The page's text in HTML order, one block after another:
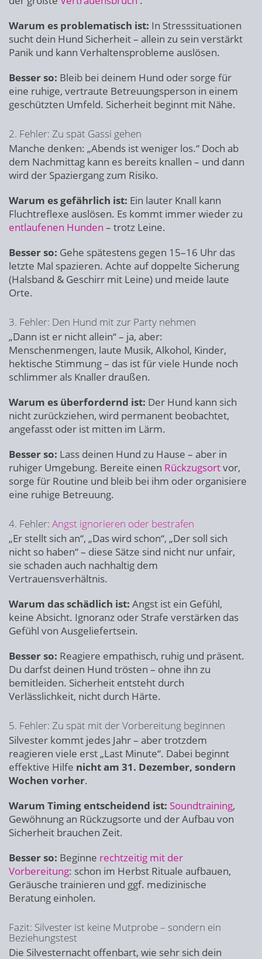
Warum es problematisch ist: In Stresssituationen
sucht dein Hund Sicherheit – allein zu sein verstärkt
Panik und kann Verhaltensprobleme auslösen.
Besser so: Bleib bei deinem Hund oder sorge für
eine ruhige, vertraute Betreuungsperson in einem
geschützten Umfeld. Sicherheit beginnt mit Nähe.
2. Fehler: Zu spät Gassi gehen
Manche denken: „Abends ist weniger los.“ Doch ab
dem Nachmittag kann es bereits knallen – und dann
wird der Spaziergang zum Risiko.
Warum es gefährlich ist: Ein lauter Knall kann
Fluchtreflexe auslösen. Es kommt immer wieder zu
entlaufenen Hunden – trotz Leine.
Besser so: Gehe spätestens gegen 15–16 Uhr das
letzte Mal spazieren. Achte auf doppelte Sicherung
(Halsband & Geschirr mit Leine) und meide laute
Orte.
3. Fehler: Den Hund mit zur Party nehmen
„Dann ist er nicht allein“ – ja, aber:
Menschenmengen, laute Musik, Alkohol, Kinder,
hektische Stimmung – das ist für viele Hunde noch
schlimmer als Knaller draußen.
Warum es überfordernd ist: Der Hund kann sich
nicht zurückziehen, wird permanent beobachtet,
angefasst oder ist mitten im Lärm.
Besser so: Lass deinen Hund zu Hause – aber in
ruhiger Umgebung. Bereite einen Rückzugsortvor,
sorge für Routine und bleib bei ihm oder organisiere
eine ruhige Betreuung.
4. Fehler: Angst ignorieren oder bestrafen
„Er stellt sich an“, „Das wird schon“, „Der soll sich
nicht so haben“ – diese Sätze sind nicht nur unfair,
sie schaden auch nachhaltig dem
Vertrauensverhältnis.
Warum das schädlich ist: Angst ist ein Gefühl,
keine Absicht. Ignoranz oder Strafe verstärken das
Gefühl von Ausgeliefertsein.
Besser so: Reagiere empathisch, ruhig und präsent.
Du darfst deinen Hund trösten – ohne ihn zu
bemitleiden. Sicherheit entsteht durch
Verlässlichkeit, nicht durch Härte.
5. Fehler: Zu spät mit der Vorbereitung beginnen
Silvester kommt jedes Jahr – aber trotzdem
reagieren viele erst „Last Minute“. Dabei beginnt
effektive Hilfe nicht am 31. Dezember, sondern
Wochen vorher.
Warum Timing entscheidend ist: Soundtraining,
Gewöhnung an Rückzugsorte und der Aufbau von
Sicherheit brauchen Zeit.
Besser so: Beginne rechtzeitig mit der
Vorbereitung: schon im Herbst Rituale aufbauen,
Geräusche trainieren und ggf. medizinische
Beratung einholen.
Fazit: Silvester ist keine Mutprobe – sondern ein
Beziehungstest
Die Silvesternacht offenbart, wie sehr sich dein